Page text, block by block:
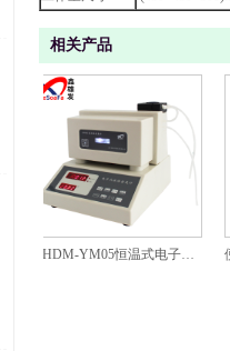
相关产品
BHDM-YM05恒温式电子式液体密度计